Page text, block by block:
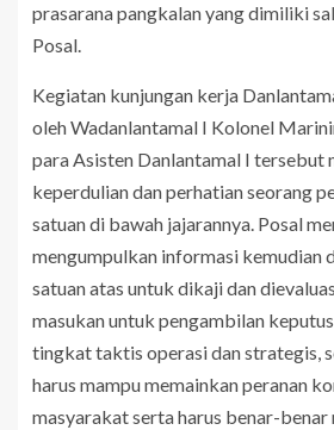
prasarana pangkalan yang dimiliki
Posal.
Kegiatan kunjungan kerja
oleh Wadanlantamal I Kolonel
para Asisten Danlantamal I tersebut
keperdulian dan perhatian seorang
satuan di bawah jajarannya. Posal
mengumpulkan informasi kemudian
satuan atas untuk dikaji dan
masukan untuk pengambilan
tingkat taktis operasi dan strategis,
harus mampu memainkan peranan
masyarakat serta harus benar-